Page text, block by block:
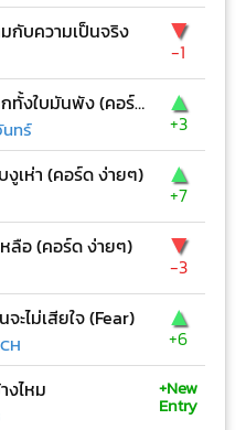
กับความเป็นจริง ▼
-1
ก่อนที่โลกทั้งใบมันพัง (คอร์ด ง่ายๆ)
นทร์
▲
+3
งูเห่า (คอร์ด ง่ายๆ) ▲
+7
หลือ (คอร์ด ง่ายๆ) ▼
-3
ะไม่เสียใจ (Fear) ▲
+6
งไหม +New
Entry